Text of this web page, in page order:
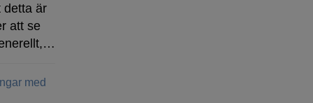
detta är
att se
med